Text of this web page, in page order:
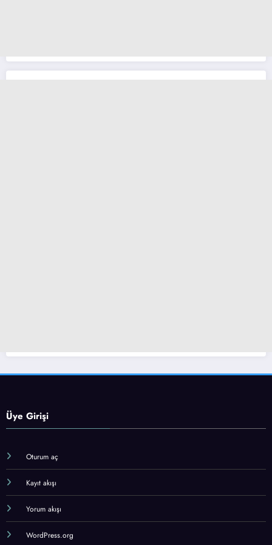
Üye Girişi
Oturum aç
Kayıt akışı
Yorum akışı
WordPress.org